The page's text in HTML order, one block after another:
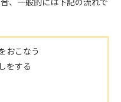
おこなう
をする